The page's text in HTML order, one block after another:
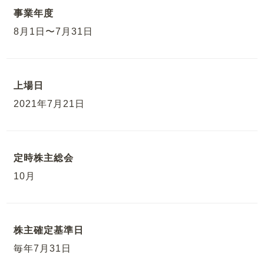
事業年度
8月1日〜7月31日
上場日
2021年7月21日
定時株主総会
10月
株主確定基準日
毎年7月31日